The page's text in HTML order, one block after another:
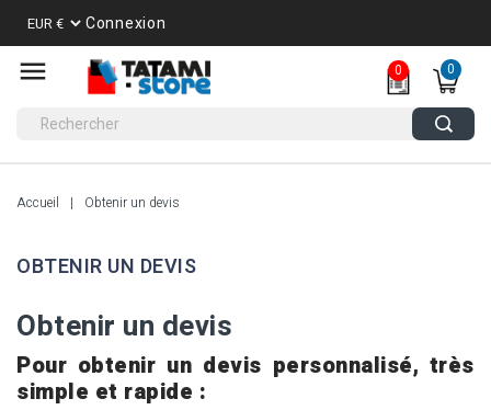
Connexion
0
0
Accueil Obtenir un devis
OBTENIR UN DEVIS
Obtenir un devis
Pour obtenir un devis personnalisé, très
simple et rapide :